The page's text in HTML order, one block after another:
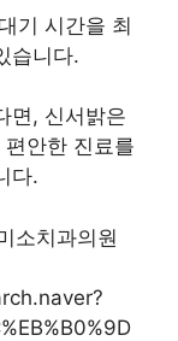
기 시간을 최
습니다.
면, 신서밝은
안한 진료를
다.
소치과의원